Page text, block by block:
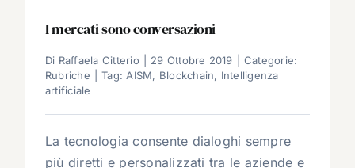
I mercati sono conversazioni
Di Raffaela Citterio 29 Ottobre 2019
Categorie:
Rubriche
Tag: AISM, Blockchain, Intelligenza
artificiale
La tecnologia consente dialoghi sempre
più diretti e personalizzati tra le aziende e